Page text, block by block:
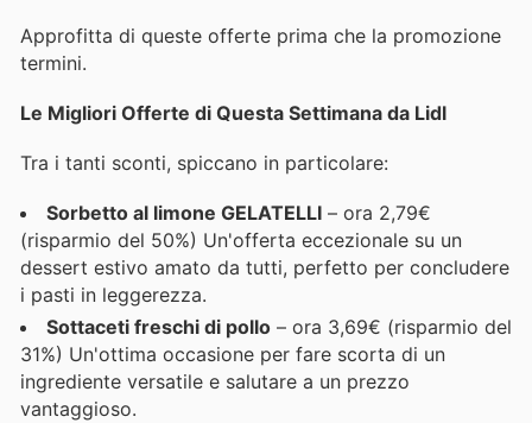
Approfitta di queste offerte prima che la promozione
termini.
Le Migliori Offerte di Questa Settimana da Lidl
Tra i tanti sconti, spiccano in particolare:
Sorbetto al limone GELATELLI – ora 2,79€
(risparmio del 50%) Un'offerta eccezionale su un
dessert estivo amato da tutti, perfetto per concludere
i pasti in leggerezza.
Sottaceti freschi di pollo – ora 3,69€ (risparmio del
31%) Un'ottima occasione per fare scorta di un
ingrediente versatile e salutare a un prezzo
vantaggioso.